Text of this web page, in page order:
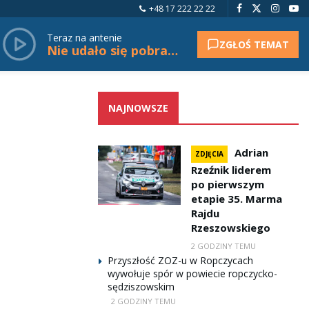
+48 17 222 22 22
Teraz na antenie
Nie udało się pobrać tytułu. ZGŁOŚ TEMAT
NAJNOWSZE
ZDJĘCIA
Adrian
Rzeźnik liderem
po pierwszym
etapie 35. Marma
Rajdu
Rzeszowskiego
2 GODZINY TEMU
Przyszłość ZOZ-u w Ropczycach
wywołuje spór w powiecie ropczycko-
sędziszowskim
2 GODZINY TEMU